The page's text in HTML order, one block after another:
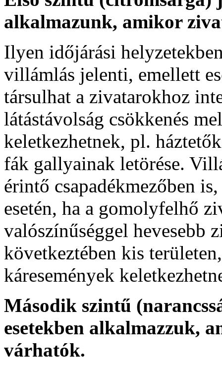
alkalmazunk, amikor
Ilyen időjárási
villámlás jelenti, emellett
társulhat a zivatarokhoz
látástávolság csökkenés
keletkezhetnek, pl.
fák gallyainak letörése.
érintő csapadékmezőben
esetén, ha a gomolyfelhő
valószínűséggel hevesebb
következtében kis
káresemények
Második szintű
esetekben alkalmazzuk,
várhatók.